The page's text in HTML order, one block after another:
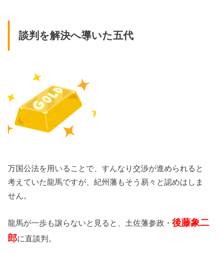
談判を解決へ導いた五代
万国公法を用いることで、すんなり交渉が進められると
考えていた龍馬ですが、紀州藩もそう易々と認めはしま
せん。
龍馬が一歩も譲らないと見ると、土佐藩参政・後藤象二
郎に直談判。